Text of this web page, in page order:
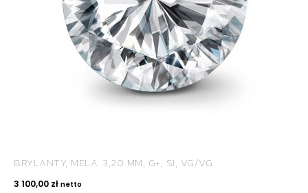
BRYLANTY, MELA: 3,20 MM, G+, SI, VG/VG
3 100,00 zł netto